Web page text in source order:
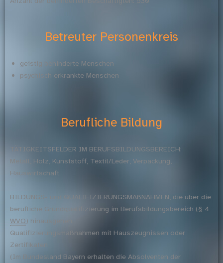
Betreuter Personenkreis
geistig behinderte Menschen
psychisch erkrankte Menschen
Berufliche Bildung
TÄTIGKEITSFELDER IM BERUFSBILDUNGSBEREICH:
Metall, Holz, Kunststoff, Textil/Leder, Verpackung,
Hauswirtschaft
BILDUNGS- und QUALIFIZIERUNGSMAßNAHMEN, die über die
berufliche Grundqualifizierung im Berufsbildungsbereich (§ 4
WVO) hinausgehen:
Qualifizierungsmaßnahmen mit Hauszeugnissen oder
Zertifikaten
(Im Bundesland Bayern erhalten die Absolventen der